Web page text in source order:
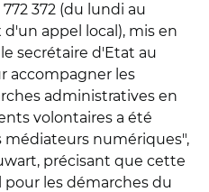
372 (du lundi au
d'un appel local), mis en
secrétaire d'Etat au
accompagner les
administratives en
volontaires a été
médiateurs numériques",
précisant que cette
les démarches du